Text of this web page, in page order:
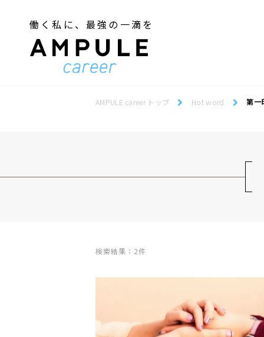
働く私に、最強の一滴を
AMPULE career トップ Hot word 第一
検索結果：2件